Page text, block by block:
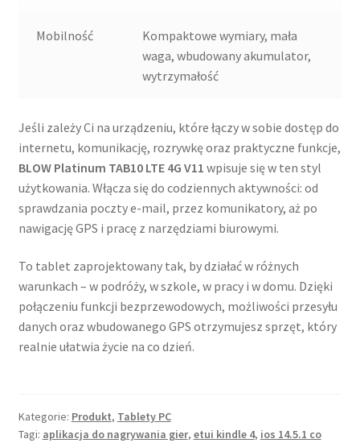
Mobilność
Kompaktowe wymiary, mała
waga, wbudowany akumulator,
wytrzymałość
Jeśli zależy Ci na urządzeniu, które łączy w sobie dostęp do
internetu, komunikację, rozrywkę oraz praktyczne funkcje,
BLOW Platinum TAB10 LTE 4G V11 wpisuje się w ten styl
użytkowania. Włącza się do codziennych aktywności: od
sprawdzania poczty e-mail, przez komunikatory, aż po
nawigację GPS i pracę z narzędziami biurowymi.
To tablet zaprojektowany tak, by działać w różnych
warunkach – w podróży, w szkole, w pracy i w domu. Dzięki
połączeniu funkcji bezprzewodowych, możliwości przesyłu
danych oraz wbudowanego GPS otrzymujesz sprzęt, który
realnie ułatwia życie na co dzień.
Kategorie: Produkt, Tablety PC
Tagi: aplikacja do nagrywania gier, etui kindle 4, ios 14.5.1 co